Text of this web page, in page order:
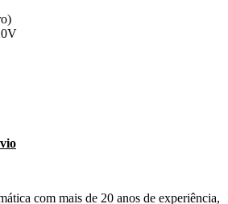
com mais de 20 anos de experiência,